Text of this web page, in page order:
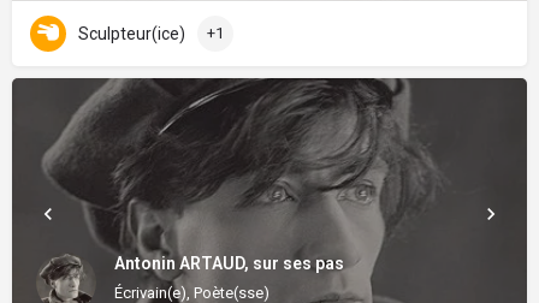
Sculpteur(ice) +1
Antonin ARTAUD, sur ses pas
Écrivain(e), Poète(sse)